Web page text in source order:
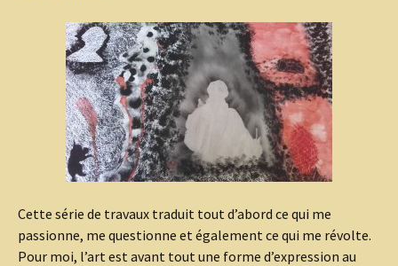
Cette série de travaux traduit tout d’abord ce qui me
passionne, me questionne et également ce qui me révolte.
Pour moi, l’art est avant tout une forme d’expression au